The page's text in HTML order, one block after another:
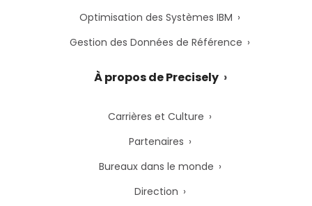
Optimisation des Systèmes IBM
Gestion des Données de Référence
À propos de Precisely
Carrières et Culture
Partenaires
Bureaux dans le monde
Direction